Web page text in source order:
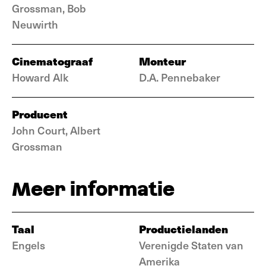
Grossman, Bob
Neuwirth
Cinematograaf
Howard Alk
Monteur
D.A. Pennebaker
Producent
John Court, Albert
Grossman
Meer informatie
Taal
Engels
Productielanden
Verenigde Staten van
Amerika